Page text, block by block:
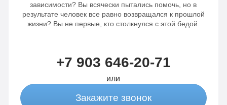
зависимости? Вы всячески пытались помочь, но в
результате человек все равно возвращался к прошлой
жизни? Вы не первые, кто столкнулся с этой бедой.
+7 903 646-20-71
или
Закажите звонок